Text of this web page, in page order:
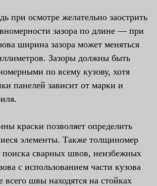
при осмотре желательно заострить
зазора по длине — при
ширина зазора может меняться
Зазоры должны быть
по всему кузову, хотя
панелей зависит от марки и
краски позволяет определить
элементы. Также толщиномер
поиска сварных швов, неизбежных
с использованием части кузова
швы находятся на стойках